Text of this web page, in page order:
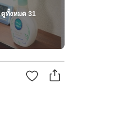
ดูทั้งหมด 31